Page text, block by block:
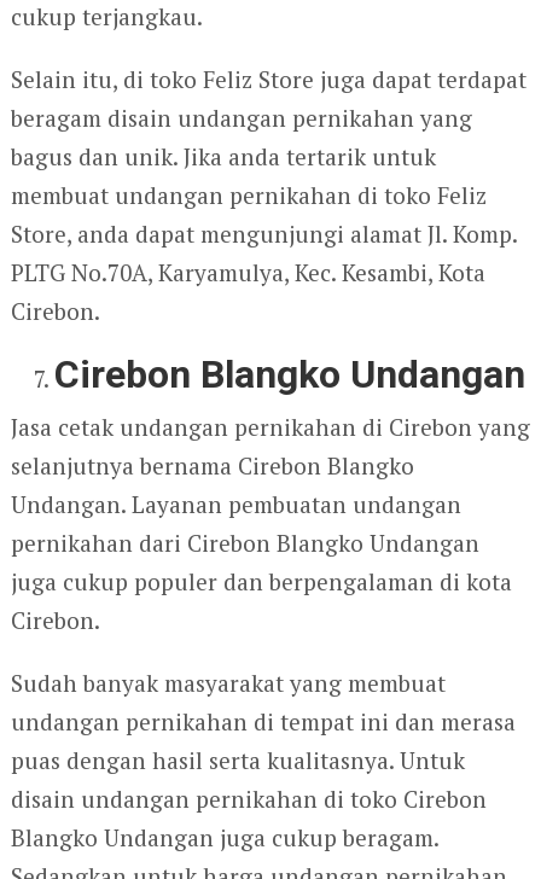
cukup terjangkau.
Selain itu, di toko Feliz Store juga dapat terdapat
beragam disain undangan pernikahan yang
bagus dan unik. Jika anda tertarik untuk
membuat undangan pernikahan di toko Feliz
Store, anda dapat mengunjungi alamat Jl. Komp.
PLTG No.70A, Karyamulya, Kec. Kesambi, Kota
Cirebon.
Cirebon Blangko Undangan
Jasa cetak undangan pernikahan di Cirebon yang
selanjutnya bernama Cirebon Blangko
Undangan. Layanan pembuatan undangan
pernikahan dari Cirebon Blangko Undangan
juga cukup populer dan berpengalaman di kota
Cirebon.
Sudah banyak masyarakat yang membuat
undangan pernikahan di tempat ini dan merasa
puas dengan hasil serta kualitasnya. Untuk
disain undangan pernikahan di toko Cirebon
Blangko Undangan juga cukup beragam.